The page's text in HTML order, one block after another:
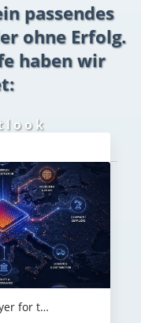
passendes
ohne Erfolg.
haben wir
l o o k
for t…